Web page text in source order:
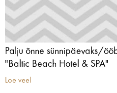
Palju õnne sünnipäevaks/
"Baltic Beach Hotel & SPA"
Loe veel